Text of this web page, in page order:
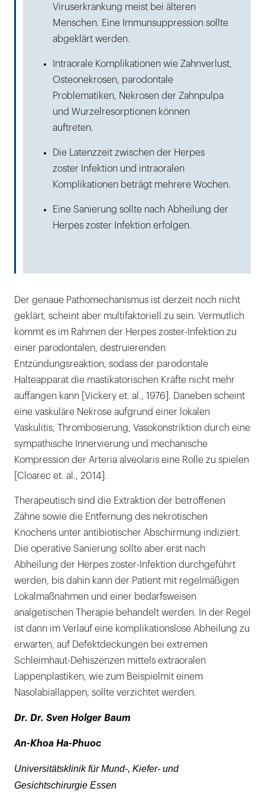
Viruserkrankung meist bei älteren
Menschen. Eine Immunsuppression sollte
abgeklärt werden.
Intraorale Komplikationen wie Zahnverlust,
Osteonekrosen, parodontale
Problematiken, Nekrosen der Zahnpulpa
und Wurzelresorptionen können
auftreten.
Die Latenzzeit zwischen der Herpes
zoster Infektion und intraoralen
Komplikationen beträgt mehrere Wochen.
Eine Sanierung sollte nach Abheilung der
Herpes zoster Infektion erfolgen.
Der genaue Pathomechanismus ist derzeit noch nicht
geklärt, scheint aber multifaktoriell zu sein. Vermutlich
kommt es im Rahmen der Herpes zoster-Infektion zu
einer parodontalen, destruierenden
Entzündungsreaktion, sodass der parodontale
Halteapparat die mastikatorischen Kräfte nicht mehr
auffangen kann [Vickery et. al., 1976]. Daneben scheint
eine vaskuläre Nekrose aufgrund einer lokalen
Vaskulitis, Thrombosierung, Vasokonstriktion durch eine
sympathische Innervierung und mechanische
Kompression der Arteria alveolaris eine Rolle zu spielen
[Cloarec et. al., 2014].
Therapeutisch sind die Extraktion der betroffenen
Zähne sowie die Entfernung des nekrotischen
Knochens unter antibiotischer Abschirmung indiziert.
Die operative Sanierung sollte aber erst nach
Abheilung der Herpes zoster-Infektion durchgeführt
werden, bis dahin kann der Patient mit regelmäßigen
Lokalmaßnahmen und einer bedarfsweisen
analgetischen Therapie behandelt werden. In der Regel
ist dann im Verlauf eine komplikationslose Abheilung zu
erwarten, auf Defektdeckungen bei extremen
Schleimhaut-Dehiszenzen mittels extraoralen
Lappenplastiken, wie zum Beispielmit einem
Nasolabiallappen, sollte verzichtet werden.
Dr. Dr. Sven Holger Baum
An-Khoa Ha-Phuoc
Universitätsklinik für Mund-, Kiefer- und
Gesichtschirurgie Essen